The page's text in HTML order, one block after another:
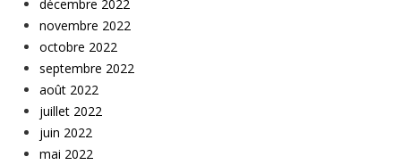
décembre 2022
novembre 2022
octobre 2022
septembre 2022
août 2022
juillet 2022
juin 2022
mai 2022